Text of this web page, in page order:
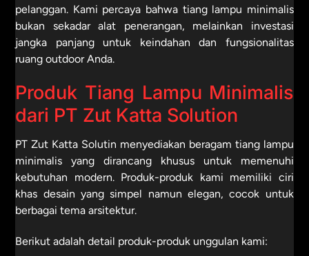
pelanggan. Kami percaya bahwa tiang lampu minimalis
bukan sekadar alat penerangan, melainkan investasi
jangka panjang untuk keindahan dan fungsionalitas
ruang outdoor Anda.
Produk Tiang Lampu Minimalis
dari PT Zut Katta Solution
PT Zut Katta Solutin menyediakan beragam tiang lampu
minimalis yang dirancang khusus untuk memenuhi
kebutuhan modern. Produk-produk kami memiliki ciri
khas desain yang simpel namun elegan, cocok untuk
berbagai tema arsitektur.
Berikut adalah detail produk-produk unggulan kami: